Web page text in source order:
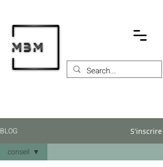
BLOG S'inscrire
conseil